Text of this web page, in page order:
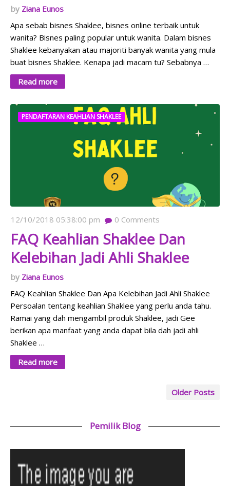
Ziana Eunos
Apa sebab bisnes Shaklee, bisnes online terbaik untuk
wanita? Bisnes paling popular untuk wanita. Dalam bisnes
Shaklee kebanyakan atau majoriti banyak wanita yang mula
buat bisnes Shaklee. Kenapa jadi macam tu? Sebabnya …
Read more
PENDAFTARAN KEAHLIAN SHAKLEE
12/10/2018 05:38:00 pm 0 Comments
FAQ Keahlian Shaklee Dan
Kelebihan Jadi Ahli Shaklee
Ziana Eunos
FAQ Keahlian Shaklee Dan Apa Kelebihan Jadi Ahli Shaklee
Persoalan tentang keahlian Shaklee yang perlu anda tahu.
Ramai yang dah mengambil produk Shaklee, jadi Gee
berikan apa manfaat yang anda dapat bila dah jadi ahli
Shaklee …
Read more
Older Posts
Pemilik Blog